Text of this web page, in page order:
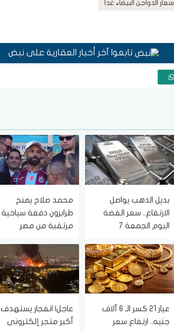
أسعار الدواجن البيضاء غدا
تابعوا آخر أخبار العقارية على نبض
بديل الذهب يواصل
الارتفاع.. سعر الفضة
اليوم الجمعة 7
محمد صلاح يمنح
طرابزون دفعة سياحية
مرتقبة من مصر
عيار 21 كسر الـ 6 آلاف
جنيه.. ارتفاع سعر
عاجل| انفجار يستهدف
أكبر متجر إلكترونى